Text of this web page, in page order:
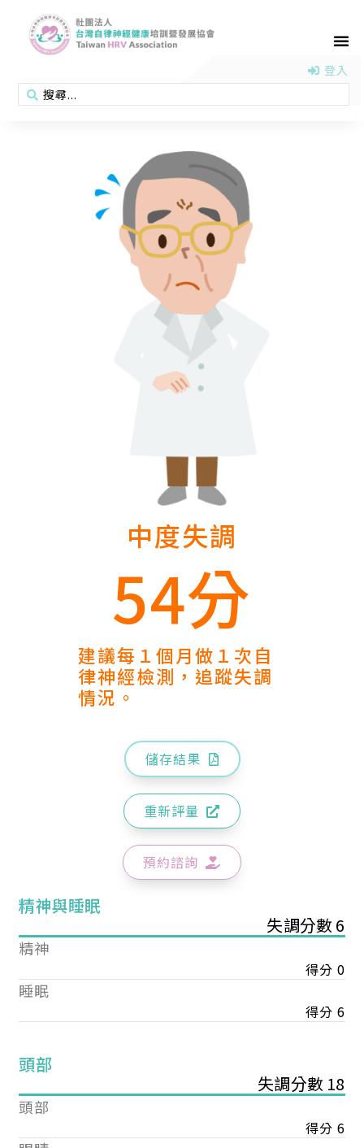
登入
中度失調
54分
建議每１個月做１次自
律神經檢測，追蹤失調
情況。
儲存結果
重新評量
預約諮詢
精神與睡眠
失調分數 6
精神
得分 0
睡眠
得分 6
頭部
失調分數 18
頭部
得分 6